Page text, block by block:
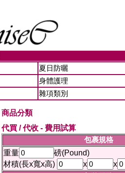
夏日防曬
身體護理
雜項類別
商品分類
代買 / 代收 - 費用試算
包裹規格
重量
磅(Pound)
材積(長x寬x高)
x x